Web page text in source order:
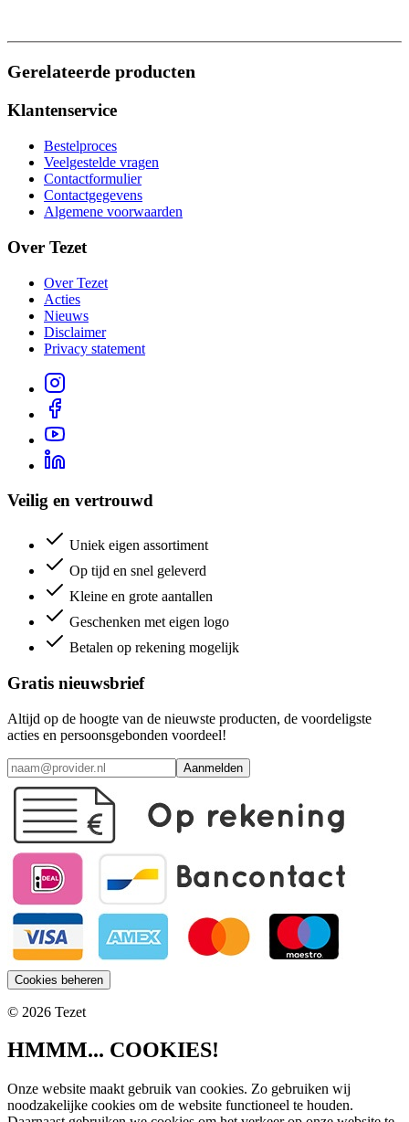
Gerelateerde producten
Klantenservice
Bestelproces
Veelgestelde vragen
Contactformulier
Contactgegevens
Algemene voorwaarden
Over Tezet
Over Tezet
Acties
Nieuws
Disclaimer
Privacy statement
Veilig en vertrouwd
Uniek eigen assortiment
Op tijd en snel geleverd
Kleine en grote aantallen
Geschenken met eigen logo
Betalen op rekening mogelijk
Gratis nieuwsbrief
Altijd op de hoogte van de nieuwste producten, de voordeligste
acties en persoonsgebonden voordeel!
Aanmelden
Cookies beheren
© 2026 Tezet
HMMM... COOKIES!
Onze website maakt gebruik van cookies. Zo gebruiken wij
noodzakelijke cookies om de website functioneel te houden.